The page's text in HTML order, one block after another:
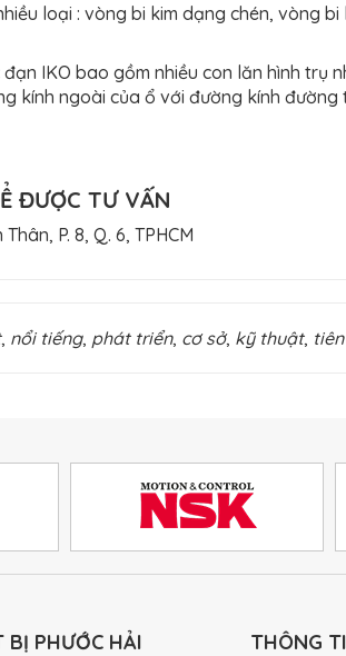
loại : vòng bi kim dạng chén, vòng
IKO bao gồm nhiều con lăn hình trụ
kính ngoài của ổ với đường kính
ĐƯỢC TƯ VẤN
P. 8, Q. 6, TPHCM
, nổi tiếng, phát triển, cơ sở, kỹ thuật,
BỊ PHƯỚC HẢI THÔNG